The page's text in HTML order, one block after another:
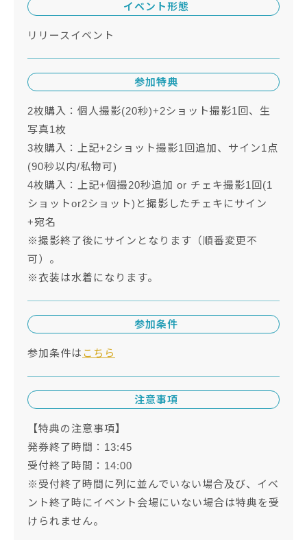
イベント形態
リリースイベント
参加特典
2枚購入：個人撮影(20秒)+2ショット撮影1回、生
写真1枚
3枚購入：上記+2ショット撮影1回追加、サイン1点
(90秒以内/私物可)
4枚購入：上記+個撮20秒追加 or チェキ撮影1回(1
ショットor2ショット)と撮影したチェキにサイン
+宛名
※撮影終了後にサインとなります（順番変更不
可）。
※衣装は水着になります。
参加条件
参加条件は こちら
注意事項
【特典の注意事項】
発券終了時間：13:45
受付終了時間：14:00
※受付終了時間に列に並んでいない場合及び、イベ
ント終了時にイベント会場にいない場合は特典を受
けられません。